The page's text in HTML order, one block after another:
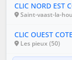
CLIC NORD EST
Saint-vaast-la-
CLIC OUEST
Les pieux (50)